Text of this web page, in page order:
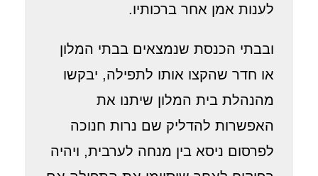
לענות אמן אחר ברכותיו.
ובבתי הכנסת שנמצאים בבתי המלון
או חדר שהקצו אותו לתפילה, יבקשו
מהנהלת בית המלון שיתנו את
האפשרות להדליק שם נרות חנוכה
לפרסום ניסא בין מנחה לערבית, ויהיה